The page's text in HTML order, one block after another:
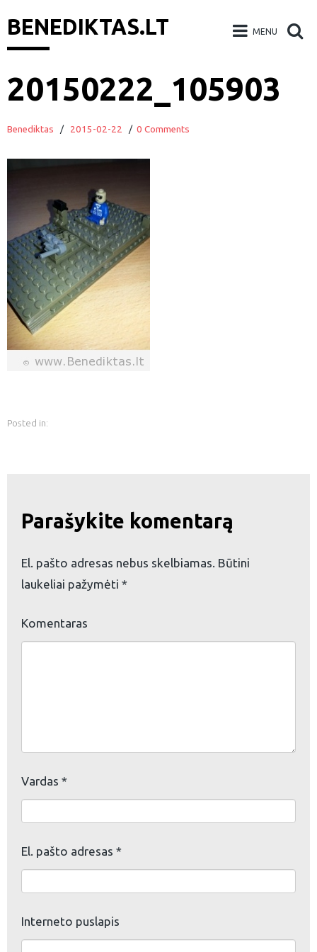
BENEDIKTAS.LT MENU
Skip
to20150222_105903
Benediktas / 2015-02-22 / 0 Comments
Posted in:
Parašykite komentarą
El. pašto adresas nebus skelbiamas. Būtini
laukeliai pažymėti *
Komentaras
Vardas *
El. pašto adresas *
Interneto puslapis